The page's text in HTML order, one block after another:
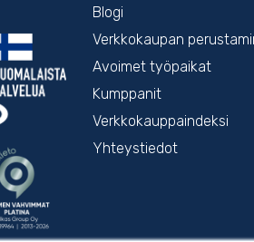
Blogi
Verkkokaupan
Avoimet työpaikat
Kumppanit
Verkkokauppaindeksi
Yhteystiedot